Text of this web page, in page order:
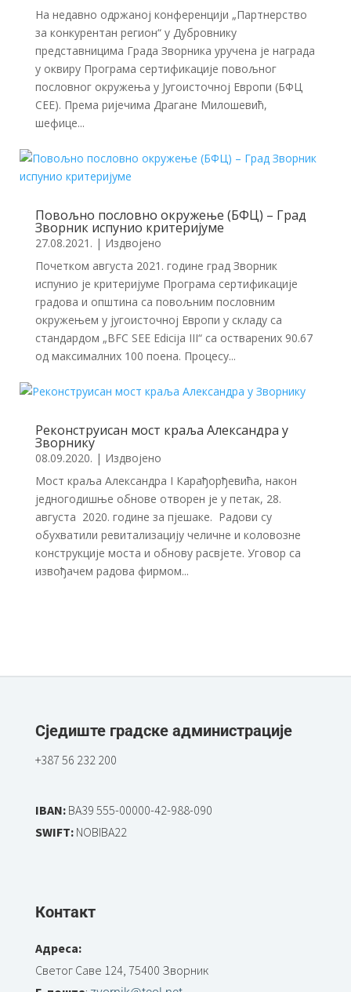
На недавно одржаној конференцији „Партнерство
за конкурентан регион“ у Дубровнику
представницима Града Зворника уручена је награда
у оквиру Програма сертификације повољног
пословног окружења у Југоисточној Европи (БФЦ
СЕЕ). Према ријечима Драгане Милошевић,
шефице...
Повољно пословно окружење (БФЦ) – Град
Зворник испунио критеријуме
27.08.2021. | Издвојено
Почетком августа 2021. године град Зворник
испунио је критеријуме Програма сертификације
градова и општина са повољним пословним
окружењем у југоисточној Европи у складу са
стандардом „BFC SEE Edicija III“ са остварених 90.67
од максималних 100 поена. Процесу...
Реконструисан мост краља Александра у
Зворнику
08.09.2020. | Издвојено
Мост краља Александра I Карађорђевића, након
једногодишње обнове отворен је у петак, 28.
августа 2020. године за пјешаке. Радови су
обухватили ревитализацију челичне и коловозне
конструкције моста и обнову расвјете. Уговор са
извођачем радова фирмом...
Сједиште градске администрације
+387 56 232 200
IBAN:BA39 555-00000-42-988-090
SWIFT:NOBIBA22
Контакт
Адреса:
Светог Саве 124, 75400 Зворник